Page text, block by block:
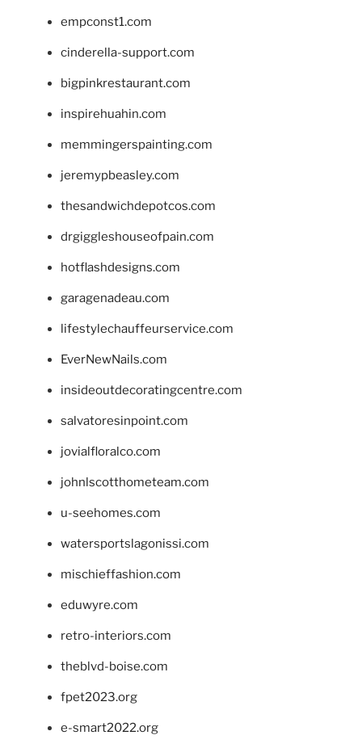
empconst1.com
cinderella-support.com
bigpinkrestaurant.com
inspirehuahin.com
memmingerspainting.com
jeremypbeasley.com
thesandwichdepotcos.com
drgiggleshouseofpain.com
hotflashdesigns.com
garagenadeau.com
lifestylechauffeurservice.com
EverNewNails.com
insideoutdecoratingcentre.com
salvatoresinpoint.com
jovialfloralco.com
johnlscotthometeam.com
u-seehomes.com
watersportslagonissi.com
mischieffashion.com
eduwyre.com
retro-interiors.com
theblvd-boise.com
fpet2023.org
e-smart2022.org